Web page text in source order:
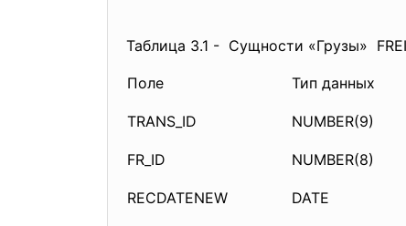
Таблица 3.1 - Сущности «Грузы»
Поле Тип данных
TRANS_ID NUMBER(9)
FR_ID NUMBER(8)
RECDATENEW DATE